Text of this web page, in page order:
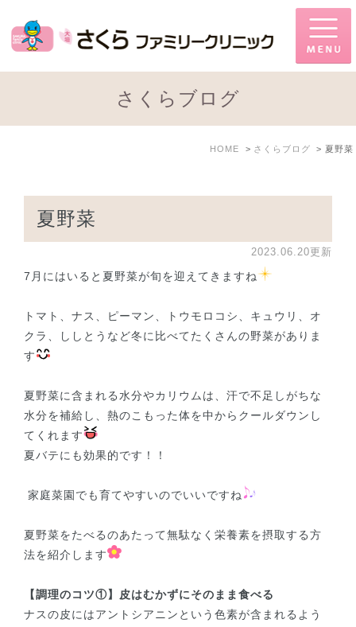
さくらブログ
HOME さくらブログ 夏野菜
夏野菜
2023.06.20更新
7月にはいると夏野菜が旬を迎えてきますね
トマト、ナス、ピーマン、トウモロコシ、キュウリ、オ
クラ、ししとうなど冬に比べてたくさんの野菜がありま
す
夏野菜に含まれる水分やカリウムは、汗で不足しがちな
水分を補給し、熱のこもった体を中からクールダウンし
てくれます
夏バテにも効果的です！！
家庭菜園でも育てやすいのでいいですね
夏野菜をたべるのあたって無駄なく栄養素を摂取する方
法を紹介します
【調理のコツ①】皮はむかずにそのまま食べる
ナスの皮にはアントシアニンという色素が含まれるよう